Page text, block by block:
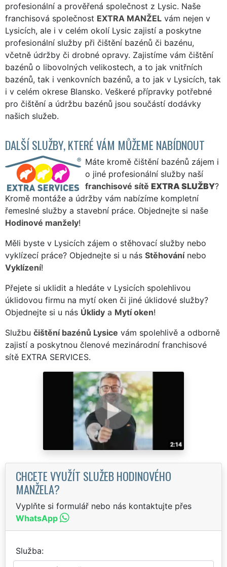
profesionální a prověřená společnost z Lysic. Naše
franchisová společnost EXTRA MANŽEL vám nejen v
Lysicích, ale i v celém okolí Lysic zajistí a poskytne
profesionální služby při čištění bazénů či bazénu,
včetně údržby či drobné opravy. Zajistíme vám čištění
bazénů o libovolných velikostech, a to jak vnitřních
bazénů, tak i venkovních bazénů, a to jak v Lysicích, tak
i v celém okrese Blansko. Veškeré přípravky potřebné
pro čištění a údržbu bazénů jsou součástí dodávky
našich služeb.
DALŠÍ SLUŽBY, KTERÉ VÁM MŮŽEME NABÍDNOUT
Máte kromě čištění bazénů zájem i
o jiné profesionální služby naší
franchisové sítě EXTRA SLUŽBY?
Kromě montáže a údržby vám nabízíme kompletní
řemeslné služby a stavební práce. Objednejte si naše
Hodinové manžely!
Měli byste v Lysicích zájem o stěhovací služby nebo
vyklízecí práce? Objednejte si u nás Stěhovánínebo
Vyklízení!
Přejete si uklidit a hledáte v Lysicích spolehlivou
úklidovou firmu na mytí oken či jiné úklidové služby?
Objednejte si u nás Úklidy a Mytí oken!
Službu čištění bazénů Lysice vám spolehlivě a odborně
zajistí a poskytnou členové mezinárodní franchisové
sítě EXTRA SERVICES.
CHCETE VYUŽÍT SLUŽEB HODINOVÉHO
MANŽELA?
Vyplňte si formulář nebo nás kontaktujte přes
WhatsApp
Služba